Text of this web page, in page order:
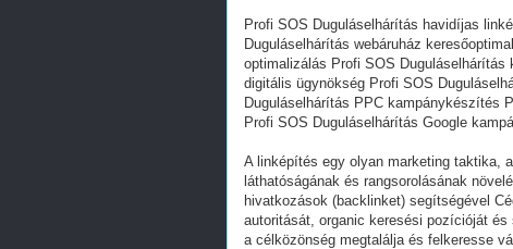
Profi SOS Duguláselhárítás havidíjas
Duguláselhárítás webáruház
optimalizálás Profi SOS
digitális ügynökség Profi SOS
Duguláselhárítás PPC kampánykészítés
Profi SOS Duguláselhárítás Google
A linképítés egy olyan marketing taktika,
láthatóságának és rangsorolásának
hivatkozások (backlinket) segítségével
autoritását, organic keresési pozícióját
a célközönség megtalálja és felkeresse